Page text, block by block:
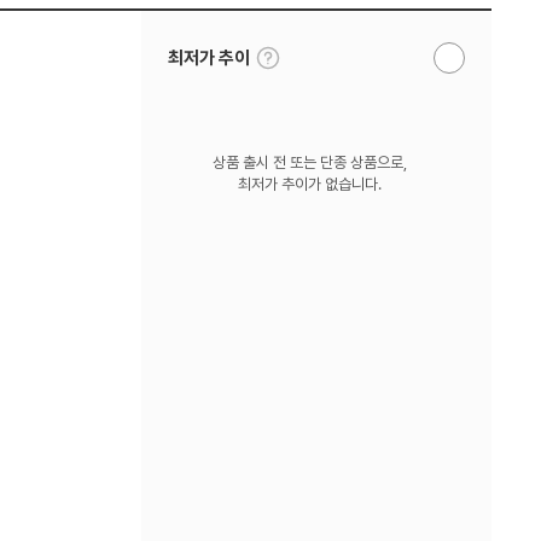
최저가 추이
툴
팁
알
상품 출시 전 또는 단종 상품으로,
최저가 추이가 없습니다.